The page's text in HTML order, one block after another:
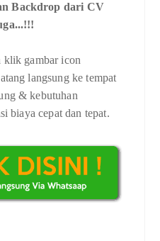
Backdrop dari CV
klik gambar icon
langsung ke tempat
& kebutuhan
biaya cepat dan tepat.